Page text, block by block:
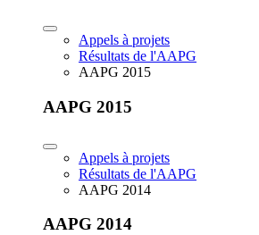
Appels à projets
Résultats de l'AAPG
AAPG 2015
AAPG 2015
Appels à projets
Résultats de l'AAPG
AAPG 2014
AAPG 2014